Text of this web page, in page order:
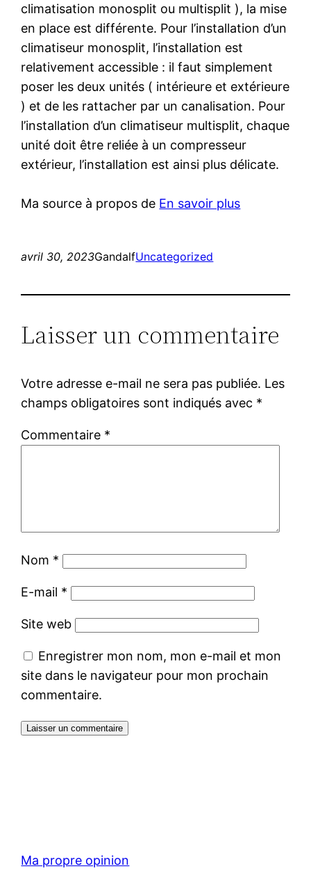
climatisation monosplit ou multisplit ), la mise
en place est différente. Pour l’installation d’un
climatiseur monosplit, l’installation est
relativement accessible : il faut simplement
poser les deux unités ( intérieure et extérieure
) et de les rattacher par un canalisation. Pour
l’installation d’un climatiseur multisplit, chaque
unité doit être reliée à un compresseur
extérieur, l’installation est ainsi plus délicate.
Ma source à propos de En savoir plus
avril 30, 2023GandalfUncategorized
Laisser un commentaire
Votre adresse e-mail ne sera pas publiée. Les
champs obligatoires sont indiqués avec *
Commentaire *
Nom *
E-mail *
Site web
Enregistrer mon nom, mon e-mail et mon
site dans le navigateur pour mon prochain
commentaire.
Ma propre opinion